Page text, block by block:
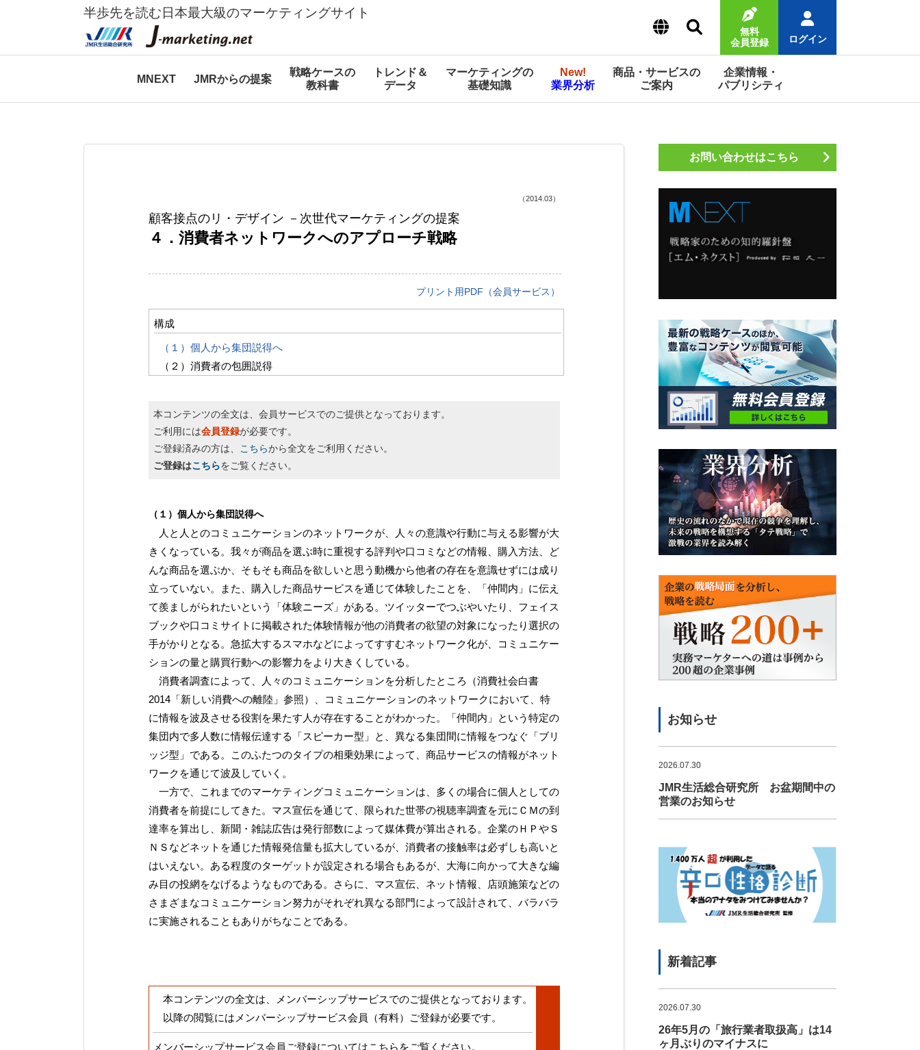
半歩先を読む日本最大級のマーケティングサイト
無料
会員登録
ログイン
MNEXT JMRからの提案
戦略ケースの
教科書
トレンド＆
データ
マーケティングの
基礎知識
New!
業界分析
商品・サービスの
ご案内
企業情報・
パブリシティ
（2014.03）
顧客接点のリ・デザイン －次世代マーケティングの提案
４．消費者ネットワークへのアプローチ戦略
プリント用PDF（会員サービス）
構成
（１）個人から集団説得へ
（２）消費者の包囲説得
本コンテンツの全文は、会員サービスでのご提供となっております。
ご利用には会員登録が必要です。
ご登録済みの方は、
こちらから全文をご利用ください。
ご登録はこちらをご覧ください。
（１）個人から集団説得へ
人と人とのコミュニケーションのネットワークが、人々の意識や行動に与える影響が大
きくなっている。我々が商品を選ぶ時に重視する評判や口コミなどの情報、購入方法、ど
んな商品を選ぶか、そもそも商品を欲しいと思う動機から他者の存在を意識せずには成り
立っていない。また、購入した商品サービスを通じて体験したことを、「仲間内」に伝え
て羨ましがられたいという「体験ニーズ」がある。ツイッターでつぶやいたり、フェイス
ブックや口コミサイトに掲載された体験情報が他の消費者の欲望の対象になったり選択の
手がかりとなる。急拡大するスマホなどによってすすむネットワーク化が、コミュニケー
ションの量と購買行動への影響力をより大きくしている。
消費者調査によって、人々のコミュニケーションを分析したところ（消費社会白書
2014「新しい消費への離陸」参照）、コミュニケーションのネットワークにおいて、特
に情報を波及させる役割を果たす人が存在することがわかった。「仲間内」という特定の
集団内で多人数に情報伝達する「スピーカー型」と、異なる集団間に情報をつなぐ「ブリ
ッジ型」である。このふたつのタイプの相乗効果によって、商品サービスの情報がネット
ワークを通じて波及していく。
一方で、これまでのマーケティングコミュニケーションは、多くの場合に個人としての
消費者を前提にしてきた。マス宣伝を通じて、限られた世帯の視聴率調査を元にＣＭの到
達率を算出し、新聞・雑誌広告は発行部数によって媒体費が算出される。企業のＨＰやＳ
ＮＳなどネットを通じた情報発信量も拡大しているが、消費者の接触率は必ずしも高いと
はいえない。ある程度のターゲットが設定される場合もあるが、大海に向かって大きな編
み目の投網をなげるようなものである。さらに、マス宣伝、ネット情報、店頭施策などの
さまざまなコミュニケーション努力がそれぞれ異なる部門によって設計されて、バラバラ
に実施されることもありがちなことである。
本コンテンツの全文は、メンバーシップサービスでのご提供となっております。
以降の閲覧にはメンバーシップサービス会員（有料）ご登録が必要です。
メンバーシップサービス会員ご登録についてはこちらをご覧ください。
お問い合わせはこちら
お知らせ
2026.07.30
JMR生活総合研究所 お盆期間中の
営業のお知らせ
新着記事
2026.07.30
26年5月の「旅行業者取扱高」は14
ヶ月ぶりのマイナスに